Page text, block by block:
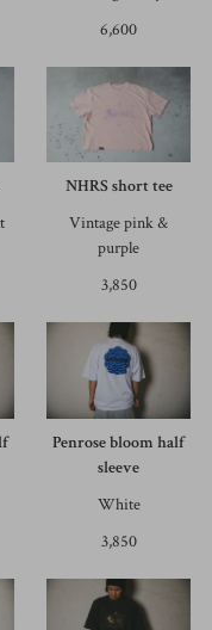
6,600
NHRS short tee
Vintage pink &
purple
3,850
Penrose bloom half
sleeve
White
3,850